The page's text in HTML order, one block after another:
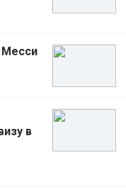
Месси
в